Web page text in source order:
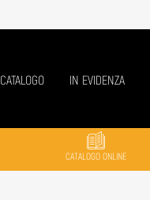
CATALOGO IN EVIDENZA
CATALOGO ONLINE